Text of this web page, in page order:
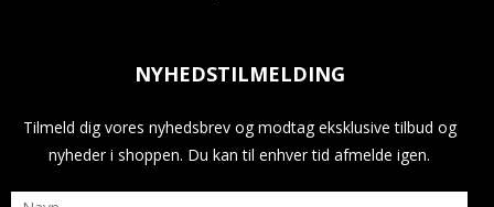
NYHEDSTILMELDING
Tilmeld dig vores nyhedsbrev og modtag eksklusive tilbud og
nyheder i shoppen. Du kan til enhver tid afmelde igen.